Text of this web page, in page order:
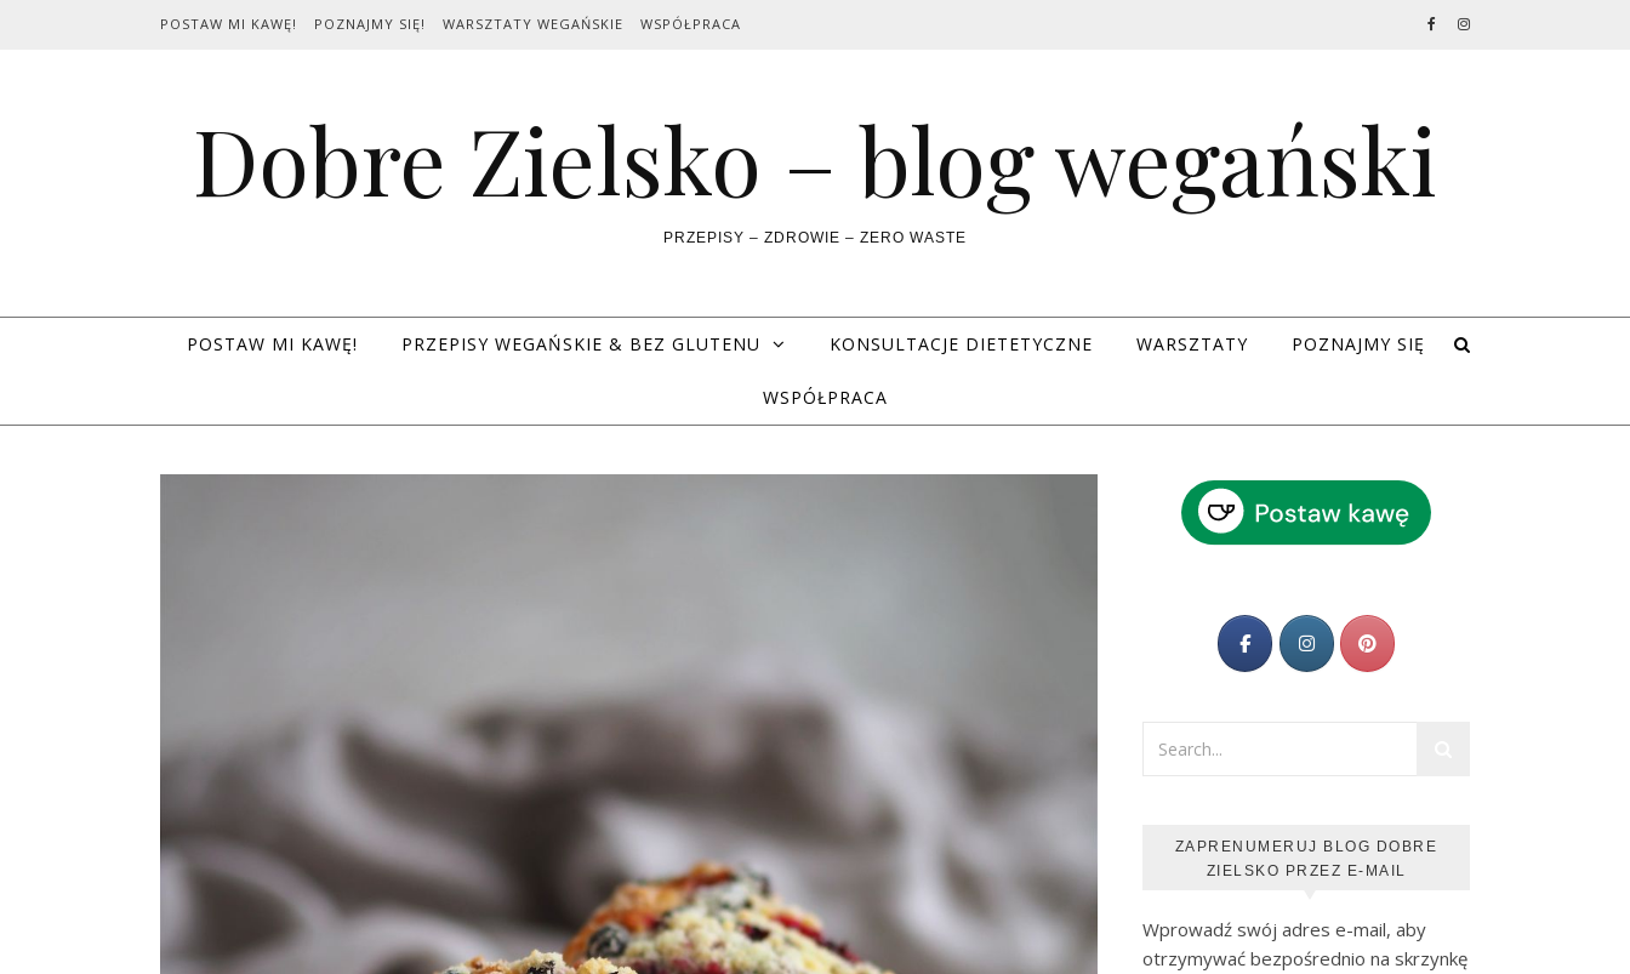
POSTAW MI KAWĘ! POZNAJMY SIĘ! WARSZTATY WEGAŃSKIE WSPÓŁPRACA
Dobre Zielsko – blog wegański
PRZEPISY – ZDROWIE – ZERO WASTE
POSTAW MI KAWĘ! PRZEPISY WEGAŃSKIE & BEZ GLUTENU KONSULTACJE DIETETYCZNE WARSZTATY POZNAJMY SIĘ
WSPÓŁPRACA
ZAPRENUMERUJ BLOG DOBRE
ZIELSKO PRZEZ E-MAIL
Wprowadź swój adres e-mail, aby
otrzymywać bezpośrednio na skrzynkę